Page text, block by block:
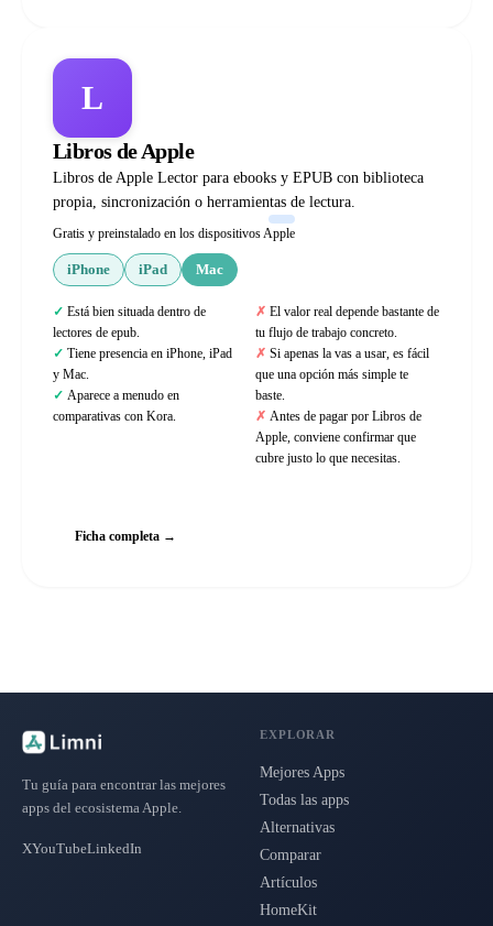
L
Libros de Apple
Libros de Apple Lector para ebooks y EPUB con biblioteca
propia, sincronización o herramientas de lectura.
Gratis y preinstalado en los dispositivos Apple
iPhone iPad Mac
Está bien situada dentro de
lectores de epub.
Tiene presencia en iPhone, iPad
y Mac.
Aparece a menudo en
comparativas con Kora.
El valor real depende bastante de
tu flujo de trabajo concreto.
Si apenas la vas a usar, es fácil
que una opción más simple te
baste.
Antes de pagar por Libros de
Apple, conviene confirmar que
cubre justo lo que necesitas.
Ficha completa →
Tu guía para encontrar las mejores
apps del ecosistema Apple.
XYouTubeLinkedIn
EXPLORAR
Mejores Apps
Todas las apps
Alternativas
Comparar
Artículos
HomeKit